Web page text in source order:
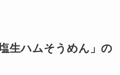
生ハムそうめん」の